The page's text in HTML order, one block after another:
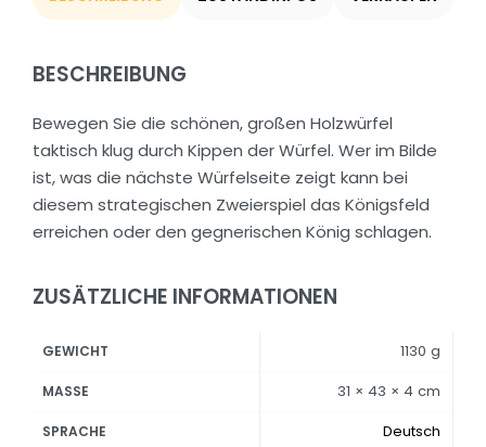
BESCHREIBUNG
Bewegen Sie die schönen, großen Holzwürfel
taktisch klug durch Kippen der Würfel. Wer im Bilde
ist, was die nächste Würfelseite zeigt kann bei
diesem strategischen Zweierspiel das Königsfeld
erreichen oder den gegnerischen König schlagen.
ZUSÄTZLICHE INFORMATIONEN
GEWICHT 1130 g
MASSE 31 × 43 × 4 cm
SPRACHE Deutsch